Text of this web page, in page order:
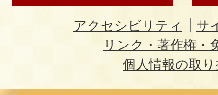
アクセシビリティ
サ
リンク・著作権・
個人情報の取